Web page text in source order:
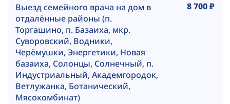
Выезд семейного врача на дом в
отдалённые районы (п.
Торгашино, п. Базаиха, мкр.
Суворовский, Водники,
Черёмушки, Энергетики, Новая
базаиха, Солонцы, Солнечный, п.
Индустриальный, Академгородок,
Ветлужанка, Ботанический,
Мясокомбинат)
8 700 ₽